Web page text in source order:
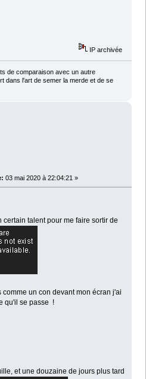
IP archivée
de comparaison avec un autre
dans l'art de semer la merde et de se
03 mai 2020 à 22:04:21 »
certain talent pour me faire sortir de
un con devant mon écran j'ai
qu'il se passe !
et une douzaine de jours plus tard